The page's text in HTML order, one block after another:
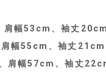
幅53cm、袖丈
幅55cm、袖丈21cm
幅57cm、袖丈